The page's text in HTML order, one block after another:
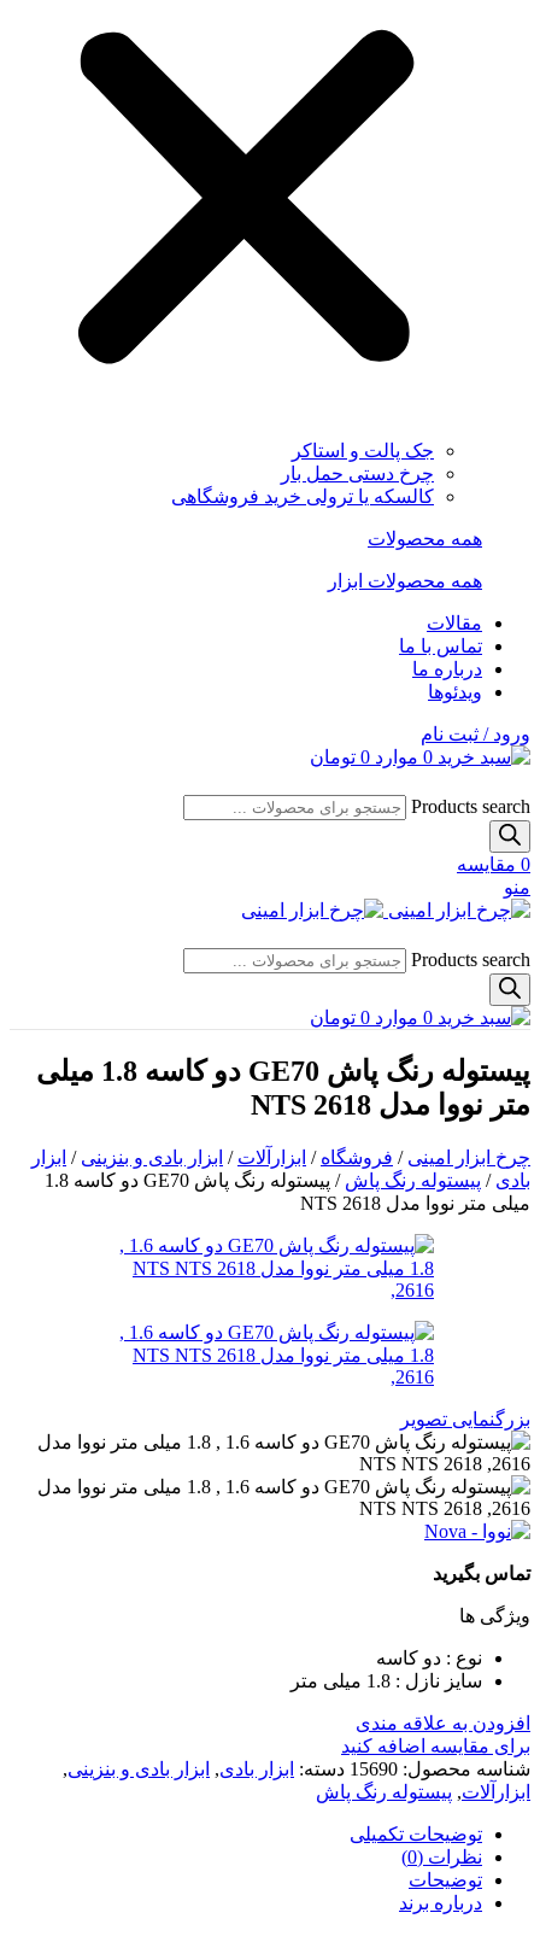
جک پالت و استاکر
چرخ دستی حمل بار
کالسکه یا ترولی خرید فروشگاهی
همه محصولات
همه محصولات ابزار
مقالات
تماس با ما
درباره ما
ویدئوها
ورود / ثبت نام
0 موارد 0 تومان
Products search
0 مقایسه
منو
Products search
0 موارد 0 تومان
پیستوله رنگ پاش GE70 دو کاسه 1.8 میلی
متر نووا مدل NTS 2618
چرخ ابزار امینی / فروشگاه / ابزارآلات / ابزار بادی و بنزینی / ابزار
بادی / پیستوله رنگ پاش /
پیستوله رنگ پاش GE70 دو کاسه 1.8
میلی متر نووا مدل NTS 2618
بزرگنمایی تصویر
تماس بگیرید
ویژگی ها
نوع : دو کاسه
سایز نازل : 1.8 میلی متر
افزودن به علاقه مندی
برای مقایسه اضافه کنید
شناسه محصول: 15690 دسته: ابزار بادی, ابزار بادی و بنزینی,
ابزارآلات, پیستوله رنگ پاش
توضیحات تکمیلی
نظرات (0)
توضیحات
درباره برند